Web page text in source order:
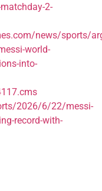
2-
news/sports/
world-
into-
2026/6/22/messi-
record-with-